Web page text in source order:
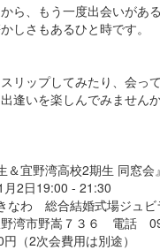
ら、もう一度出会いがあ
しさもあるひと時です。
リップしてみたり、会っ
逢いを楽しんでみません
＆宜野湾高校2期生 同窓会』
2日19:00 - 21:30
なわ 総合結婚式場ジュビ
市野嵩７３６ 電話
（2次会費用は別途）